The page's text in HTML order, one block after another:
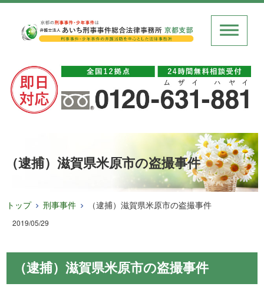
（逮捕）滋賀県米原市の盗撮事件
トップ 刑事事件 （逮捕）滋賀県米原市の盗撮事件
2019/05/29
（逮捕）滋賀県米原市の盗撮事件